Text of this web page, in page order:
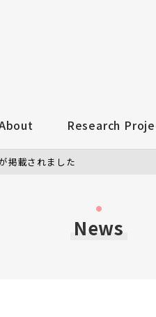
Research
掲載されました
News